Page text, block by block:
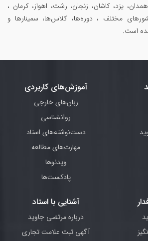
همدان، یزد، کاشان، زنجان، رشت، اهواز، کرمان ،
مختلف ، دوره‌ها، کلاس‌ها، سمینار‌ها و
است.
آموزش‌های کاربردی
زبان‌های خارجی
روانشناسی
دست‌نوشته‌های استاد
مهارت‌های مطالعه
ویدئوها
پادکست‌ها
آشنایی با استاد
درباره مرتضی جاوید
آگهی ثبت علامت تجاری